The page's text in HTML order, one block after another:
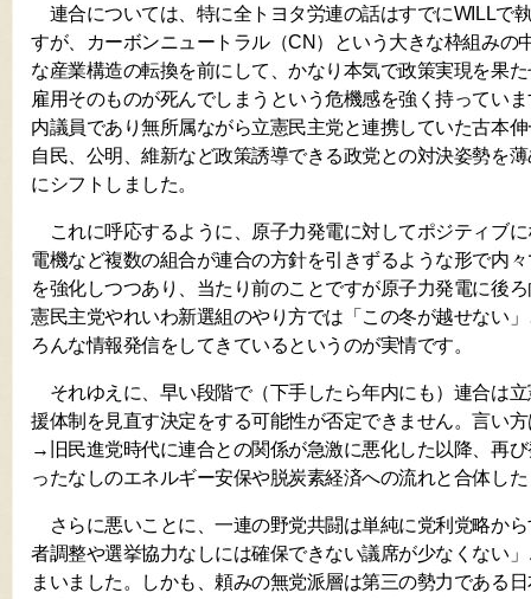
連合については、特に全トヨタ労連の話はすでにWILLで
すが、カーボンニュートラル（CN）という大きな枠組みの
な産業構造の転換を前にして、かなり本気で政策実現を果
雇用そのものが死んでしまうという危機感を強く持ってい
内議員であり無所属ながら立憲民主党と連携していた古本
自民、公明、維新など政策誘導できる政党との対決姿勢を
にシフトしました。
これに呼応するように、原子力発電に対してポジティブ
電機など複数の組合が連合の方針を引きずるような形で内
を強化しつつあり、当たり前のことですが原子力発電に後
憲民主党やれいわ新選組のやり方では「この冬が越せない
ろんな情報発信をしてきているというのが実情です。
それゆえに、早い段階で（下手したら年内にも）連合は
援体制を見直す決定をする可能性が否定できません。言い
→旧民進党時代に連合との関係が急激に悪化した以降、再
ったなしのエネルギー安保や脱炭素経済への流れと合体し
さらに悪いことに、一連の野党共闘は単純に党利党略か
者調整や選挙協力なしには確保できない議席が少なくない
まいました。しかも、頼みの無党派層は第三の勢力である